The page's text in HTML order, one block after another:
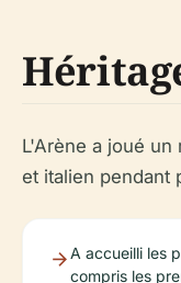
L'Arène a joué
et italien pendant
A accueilli les
compris les